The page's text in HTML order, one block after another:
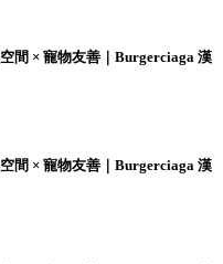
間 × 寵物友善｜Burgerciaga 漢
間 × 寵物友善｜Burgerciaga 漢